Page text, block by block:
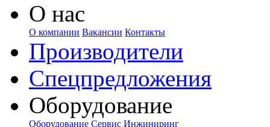
О нас
О компании Вакансии Контакты
Производители
Спецпредложения
Оборудование
Оборудование Сервис Инжиниринг